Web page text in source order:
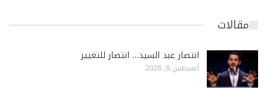
مقالات
انتصار عبد السيد… انتصار للتغيير
أغسطس 6, 2026